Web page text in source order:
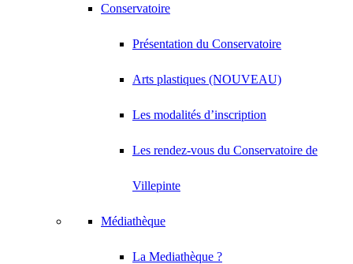
Conservatoire
Présentation du Conservatoire
Arts plastiques (NOUVEAU)
Les modalités d’inscription
Les rendez-vous du Conservatoire de
Villepinte
Médiathèque
La Mediathèque ?